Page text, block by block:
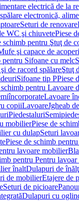
electrică de la
electronică,
Seturi de renovare
WC şi chiuvetePiese
schimb pentru Ştuţ de
şi capace de
pentru Sifoane cu melc
de racord spălareŞtuţ
Sifoane tip PPiese
schimb pentru Lavoare
Lavoare
copiiLavoareJgheab
Piedestaluri
mobilierPiese de
cu dulapSeturi
Piese de schimb
lavoare mobilier
pentru Pentru
înaltDulapuri de
de mobilierEtajere de
Seturi de picioare
Dulapuri cu